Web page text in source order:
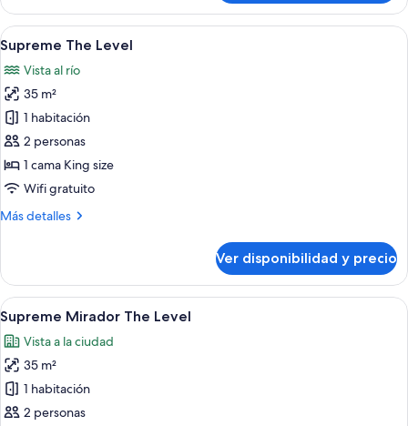
Communicated
Room
Ver
todas
las
fotos
de
Supreme
The
Level
Una habitación de hotel moderna
4
Supreme The Level
Vista al río
35 m²
1 habitación
2 personas
1 cama King size
Wifi gratuito
Más detalles
Más
The
Level
Ver disponibilidad y precio
Ver
todas
las
fotos
de
Supreme
Habitación de hotel con una cama
6
Supreme Mirador The Level
Vista a la ciudad
35 m²
1 habitación
2 personas